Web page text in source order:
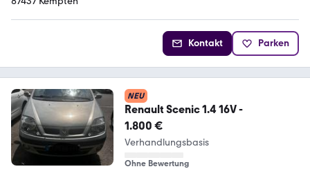
Kontakt Parken
NEU
Renault Scenic 1.4 16V -
1.800 €
Verhandlungsbasis
Ohne Bewertung